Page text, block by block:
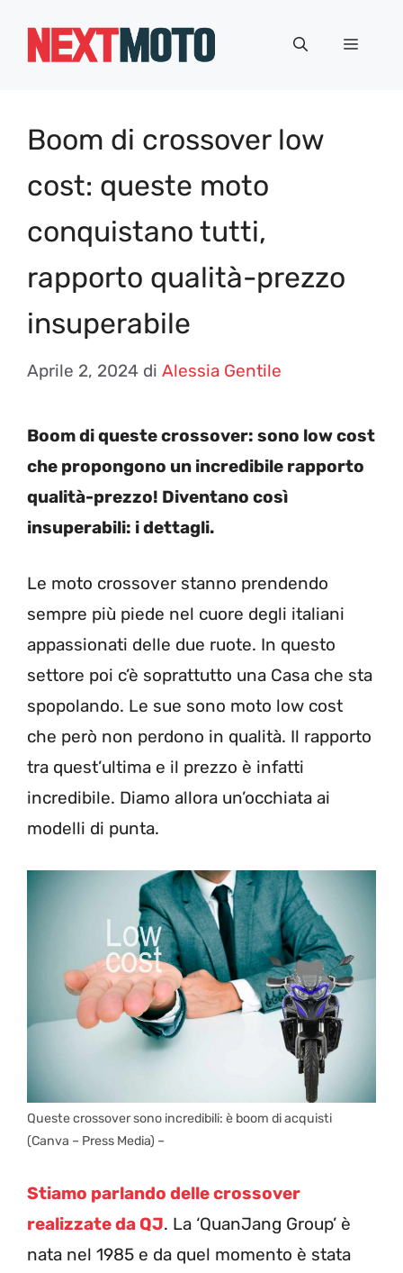
Menu
Boom di crossover low
cost: queste moto
conquistano tutti,
rapporto qualità-prezzo
insuperabile
Aprile 2, 2024 di Alessia Gentile
Boom di queste crossover: sono low cost
che propongono un incredibile rapporto
qualità-prezzo! Diventano così
insuperabili: i dettagli.
Le moto crossover stanno prendendo
sempre più piede nel cuore degli italiani
appassionati delle due ruote. In questo
settore poi c’è soprattutto una Casa che sta
spopolando. Le sue sono moto low cost
che però non perdono in qualità. Il rapporto
tra quest’ultima e il prezzo è infatti
incredibile. Diamo allora un’occhiata ai
modelli di punta.
Queste crossover sono incredibili: è boom di acquisti
(Canva – Press Media) –
Stiamo parlando delle crossover
realizzate da QJ. La ‘QuanJang Group’ è
nata nel 1985 e da quel momento è stata